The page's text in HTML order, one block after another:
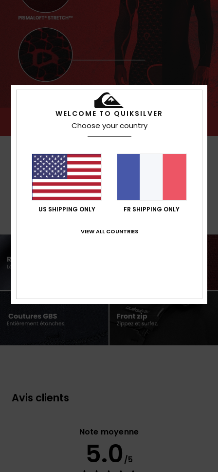
Avis clients
Note moyenne
5.0 /5
WELCOME TO QUIKSILVER
Choose your country
US SHIPPING ONLY FR SHIPPING ONLY
VIEW ALL COUNTRIES